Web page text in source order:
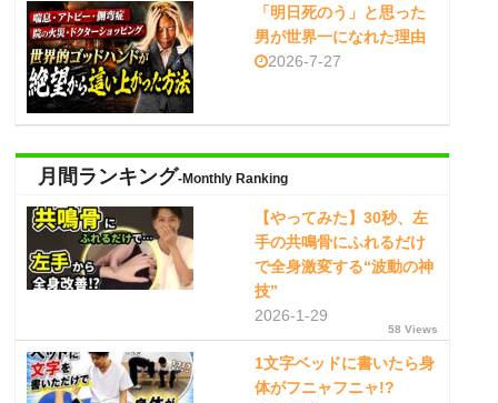
「明日死のう」と思った
男が世界一になれた理由
2026-7-27
月間ランキング-Monthly Ranking
【やってみた】30秒、左
手の共鳴骨にふれるだけ
で全身激変する“波動の神
技”
2026-1-29
58 Views
1文字ベッドに書いたら身
体がフニャフニャ!?